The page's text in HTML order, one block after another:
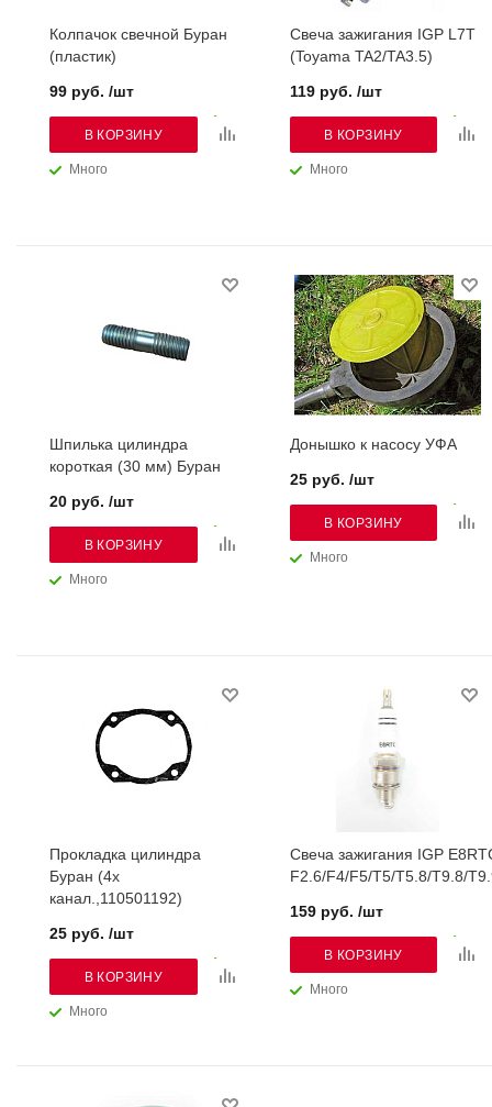
Колпачок свечной Буран
(пластик)
Много
99 руб. /шт
В КОРЗИНУ
Свеча зажигания IGP L7T
(Toyama TA2/TA3.5)
Много
119 руб. /шт
В КОРЗИНУ
Шпилька цилиндра
короткая (30 мм) Буран
Много
20 руб. /шт
В КОРЗИНУ
Донышко к насосу УФА
Много
25 руб. /шт
В КОРЗИНУ
Прокладка цилиндра
Буран (4х
канал.,110501192)
Много
25 руб. /шт
В КОРЗИНУ
Свеча зажигания IGP
F2.6/F4/F5/T5/T5.8/T9.8/
Много
159 руб. /шт
В КОРЗИНУ